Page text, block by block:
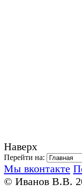
Наверх
Перейти на:
Мы вконтакте
© Иванов В.В.